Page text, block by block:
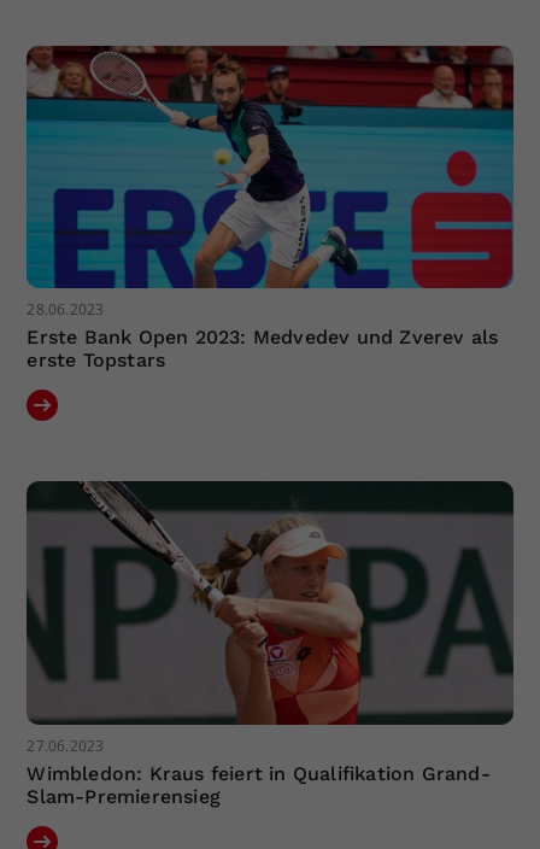
28.06.2023
Erste Bank Open 2023: Medvedev und Zverev als
erste Topstars
27.06.2023
Wimbledon: Kraus feiert in Qualifikation Grand-
Slam-Premierensieg
Zweck
Einstellungen. Unter anderem eine
zufällig generierte ID, für die
historische Speicherung Ihrer
vorgenommen Einstellungen, falls der
Webseiten-Betreiber dies eingestellt
hat.